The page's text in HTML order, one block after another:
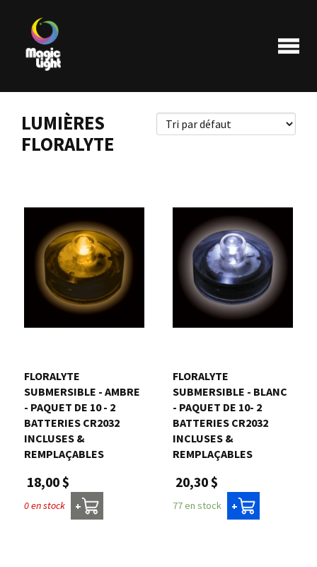
Les plus populaires
Liquidations
FAQ
Me connecter
Panier
English
LUMIÈRES
FLORALYTE
FLORALYTE 
SUBMERSIBLE - AMBRE
- PAQUET DE 10 - 2
BATTERIES CR2032
INCLUSES &
REMPLAÇABLES
18,00 $
0 en stock +
FLORALYTE 
SUBMERSIBLE - BLANC
- PAQUET DE 10- 2
BATTERIES CR2032
INCLUSES &
REMPLAÇABLES
20,30 $
77 en stock +